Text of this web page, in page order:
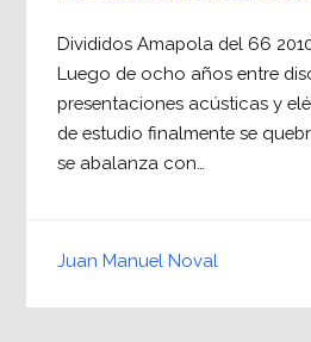
Divididos Amapola del 66
Luego de ocho años entre
presentaciones acústicas y
de estudio finalmente se
se abalanza con…
Juan Manuel Noval